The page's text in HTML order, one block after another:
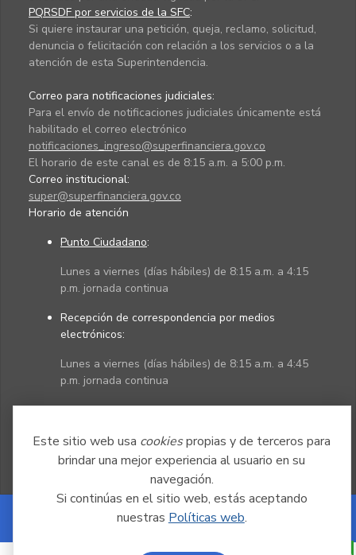
Este sitio web usa cookiespropias y de terceros para
brindar una mejor experiencia al usuario en su
navegación.
Si continúas en el sitio web, estás aceptando
nuestras Políticas web.
PQRSDF por servicios de la SFC:
Si quiere instaurar una petición, queja, reclamo, solicitud,
denuncia o felicitación con relación a los servicios o a la
atención de esta Superintendencia.
Correo para notificaciones judiciales:
Para el envío de notificaciones judiciales únicamente está
habilitado el correo electrónico
notificaciones_ingreso@superfinanciera.gov.co
El horario de este canal es de 8:15 a.m. a 5:00 p.m.
Correo institucional:
super@superfinanciera.gov.co
Horario de atención
Punto Ciudadano:
Lunes a viernes (días hábiles) de 8:15 a.m. a 4:15
p.m. jornada continua
Recepción de correspondencia por medios
electrónicos:
Lunes a viernes (días hábiles) de 8:15 a.m. a 4:45
p.m. jornada continua
Powered by Nexura